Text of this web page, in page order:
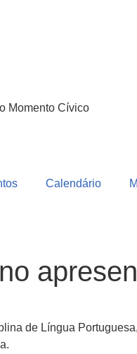
Momento Cívico
Calendário
de Língua